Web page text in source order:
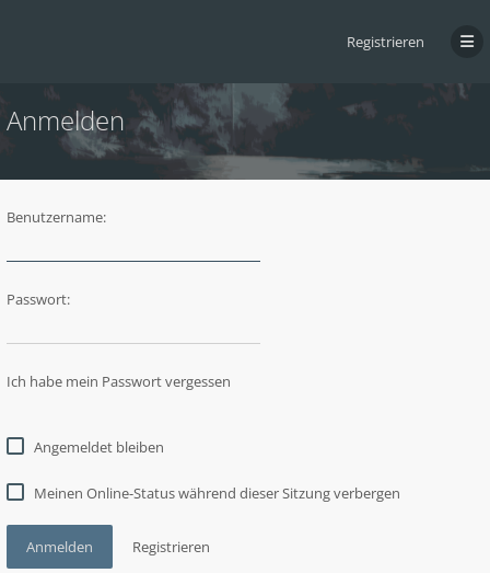
Registrieren
Anmelden
Benutzername:
Passwort:
Ich habe mein Passwort vergessen
Angemeldet bleiben
Meinen Online-Status während dieser Sitzung verbergen
Anmelden Registrieren